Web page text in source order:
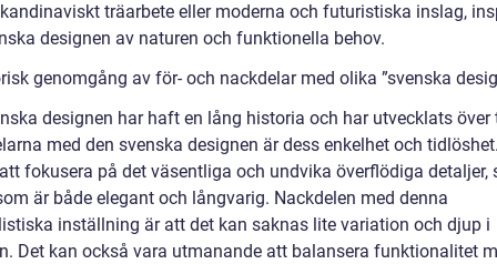
träarbete eller moderna och futuristiska inslag,
designen av naturen och funktionella behov.
genomgång av för- och nackdelar med olika ”svenska
designen har haft en lång historia och har utvecklats över
med den svenska designen är dess enkelhet och
fokusera på det väsentliga och undvika överflödiga detaljer,
är både elegant och långvarig. Nackdelen med denna
inställning är att det kan saknas lite variation och djup i
Det kan också vara utmanande att balansera funktionalitet